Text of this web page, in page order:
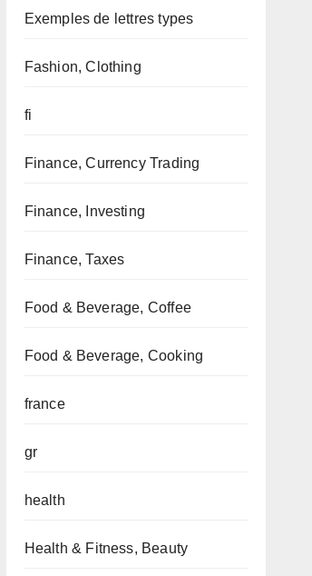
Exemples de lettres types
Fashion, Clothing
fi
Finance, Currency Trading
Finance, Investing
Finance, Taxes
Food & Beverage, Coffee
Food & Beverage, Cooking
france
gr
health
Health & Fitness, Beauty